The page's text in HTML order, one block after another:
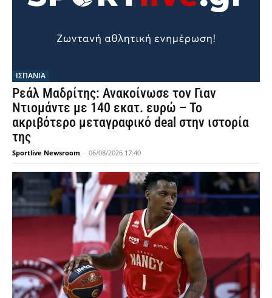
ΙΣΠΑΝΙΑ
Ρεάλ Μαδρίτης: Ανακοίνωσε τον Γιαν
Ντιομάντε με 140 εκατ. ευρώ – Το
ακριβότερο μεταγραφικό deal στην ιστορία
της
Sportlive Newsroom - 06/08/2026 17:40